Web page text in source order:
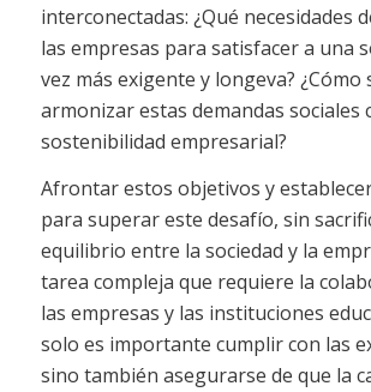
interconectadas: ¿Qué necesidades
las empresas para satisfacer a una
vez más exigente y longeva? ¿Cómo
armonizar estas demandas sociales
sostenibilidad empresarial?
Afrontar estos objetivos y
para superar este desafío, sin
equilibrio entre la sociedad y la
tarea compleja que requiere la
las empresas y las instituciones
solo es importante cumplir con las
sino también asegurarse de que la